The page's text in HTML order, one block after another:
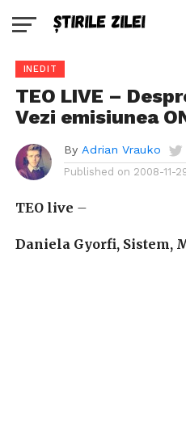
INEDIT
TEO LIVE –
Vezi emisiunea
By Adrian Vrauko
Published on 2008-11-
TEO live –
Daniela Gyorfi, Sistem,